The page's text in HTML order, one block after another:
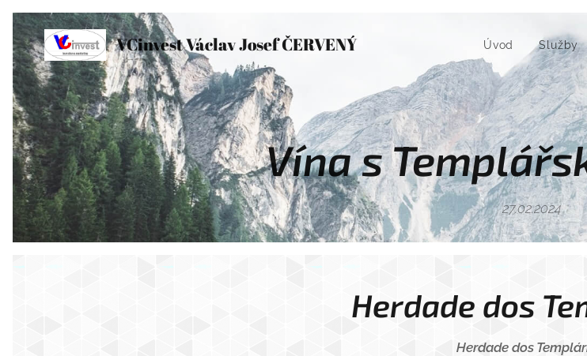
VCinvest Václav Josef ČERVENÝ Úvod Služby
Vína s
27.02.2024
Herdade dos
Herdade dos